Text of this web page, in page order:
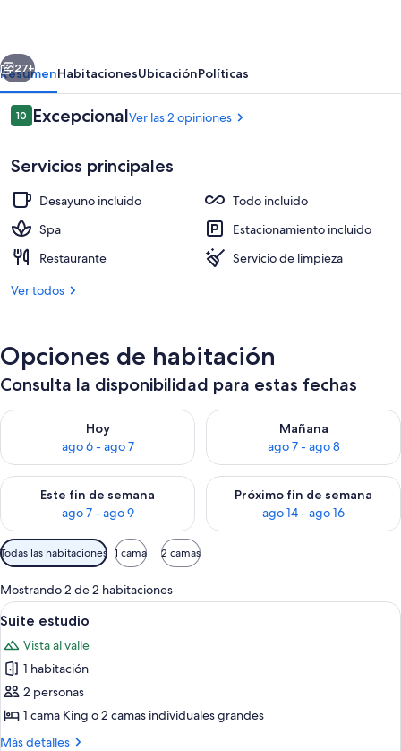
Habitación estándar | Ropa de cama
Siguiente
27+
ResumenHabitacionesUbicaciónPolíticas
Opiniones
1010 de 10,
ExcepcionalVer las 2 opiniones
Servicios principales
Desayuno incluido
Todo incluido
Spa
Estacionamiento incluido
Restaurante
Servicio de limpieza
Ver todos
Opciones de habitación
Consulta la disponibilidad para estas fechas
Hoy
ago 6 - ago 7
Consulta la disponibilidad para hoy ago 6 - ago 7
Mañana
ago 7 - ago 8
Consulta la disponibilidad
Este fin de semana
ago 7 - ago 9
Consulta la disponibilidad para este fin de semana ago 7 -
Próximo fin de semana
ago 14 - ago 16
Consulta la disponibilidad
Filtros
disponibles
para
las
habitaciones
Todas las habitaciones 1 cama 2 camas
Mostrando 2 de 2 habitaciones
Abrir
todas
las
fotos
de
Suite
estudio
Un dormitorio con una cama
4
Suite estudio
Vista al valle
1 habitación
2 personas
1 cama King o 2 camas individuales grandes
Más detalles
Más